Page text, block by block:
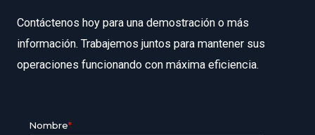
Contáctenos hoy para una demostración o más
información. Trabajemos juntos para mantener sus
operaciones funcionando con máxima eficiencia.